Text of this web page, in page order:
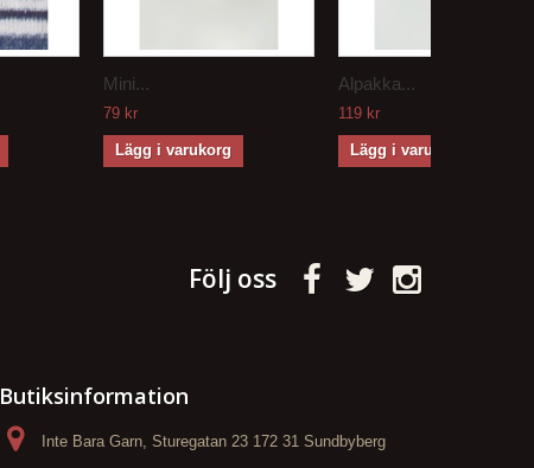
Mini...
79 kr
Lägg i varukorg
Alpakka...
119 kr
Lägg i varukorg
Följ oss
Butiksinformation
Inte Bara Garn, Sturegatan 23 172 31 Sundbyberg